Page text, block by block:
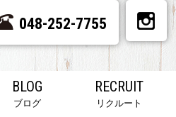
048-252-7755
BLOG
ブログ
RECRUIT
リクルート